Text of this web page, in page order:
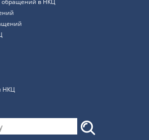
обращений в НКЦ
НКЦ